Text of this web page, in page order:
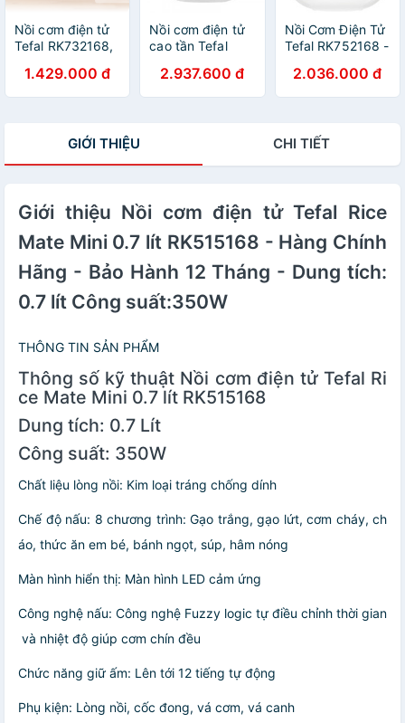
Nồi cơm điện tử
Tefal RK732168,
Công suất 750W
- Hàng chính
1.429.000 đ
Nồi cơm điện tử
cao tần Tefal
hiệu Pháp -
RK762168- Hàng
2.937.600 đ
Nồi Cơm Điện Tử
Tefal RK752168 -
Hàng Chính Hãng
2.036.000 đ
GIỚI THIỆU CHI TIẾT
Giới thiệu Nồi cơm điện tử Tefal Rice
Mate Mini 0.7 lít RK515168 - Hàng Chính
Hãng - Bảo Hành 12 Tháng - Dung tích:
0.7 lít Công suất:350W
THÔNG TIN SẢN PHẨM
Thông số kỹ thuật Nồi cơm điện tử Tefal Ri
ce Mate Mini 0.7 lít RK515168
Dung tích: 0.7 Lít
Công suất: 350W
Chất liệu lòng nồi: Kim loại tráng chống dính
Chế độ nấu: 8 chương trình: Gạo trắng, gạo lứt, cơm cháy, ch
áo, thức ăn em bé, bánh ngọt, súp, hâm nóng
Màn hình hiển thị: Màn hình LED cảm ứng
Công nghệ nấu: Công nghệ Fuzzy logic tự điều chỉnh thời gian
và nhiệt độ giúp cơm chín đều
Chức năng giữ ấm: Lên tới 12 tiếng tự động
Phụ kiện: Lòng nồi, cốc đong, vá cơm, vá canh